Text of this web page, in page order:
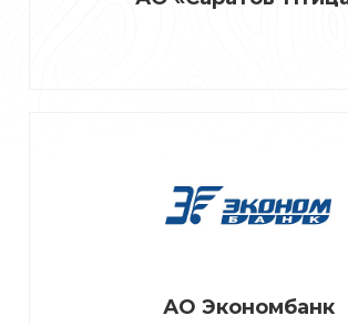
АО Экономбанк